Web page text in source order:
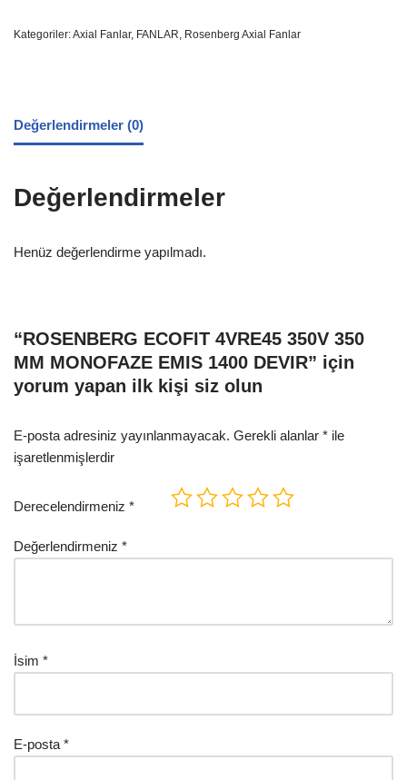
Kategoriler:Axial Fanlar, FANLAR, Rosenberg Axial Fanlar
Değerlendirmeler (0)
Değerlendirmeler
Henüz değerlendirme yapılmadı.
“ROSENBERG ECOFIT 4VRE45 350V 350
MM MONOFAZE EMIS 1400 DEVIR” için
yorum yapan ilk kişi siz olun
E-posta adresiniz yayınlanmayacak. Gerekli alanlar * ile
işaretlenmişlerdir
Derecelendirmeniz *
Değerlendirmeniz *
İsim *
E-posta *